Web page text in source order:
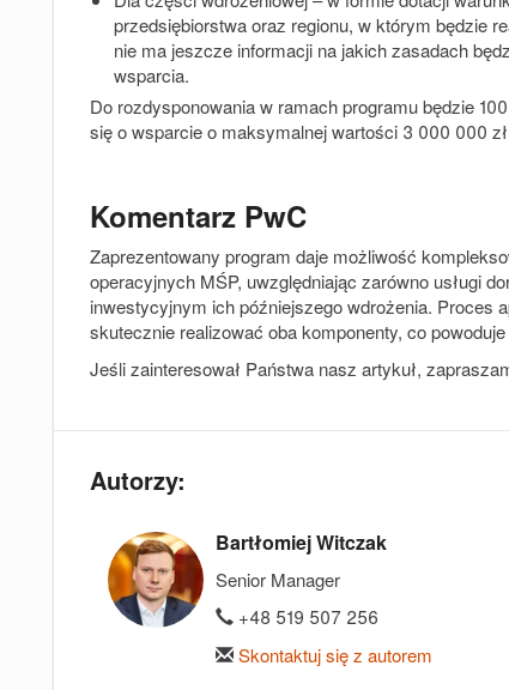
przedsiębiorstwa oraz regionu, w którym będzie
nie ma jeszcze informacji na jakich zasadach
wsparcia.
Do rozdysponowania w ramach programu będzie
się o wsparcie o maksymalnej wartości 3 000 000 zł
Komentarz PwC
Zaprezentowany program daje możliwość
operacyjnych MŚP, uwzględniając zarówno usługi
inwestycyjnym ich późniejszego wdrożenia. Proces
skutecznie realizować oba komponenty, co
Jeśli zainteresował Państwa nasz artykuł,
Autorzy:
Bartłomiej Witczak
Senior Manager
+48 519 507 256
Skontaktuj się z autorem